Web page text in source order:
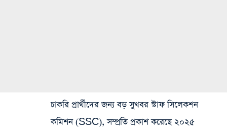
চাকরি প্রার্থীদের জন্য বড় সুখবর স্টাফ সিলেকশন
কমিশন (SSC), সম্প্রতি প্রকাশ করেছে ২০২৫